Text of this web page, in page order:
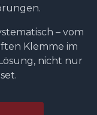
– vom
Klemme im
nicht nur